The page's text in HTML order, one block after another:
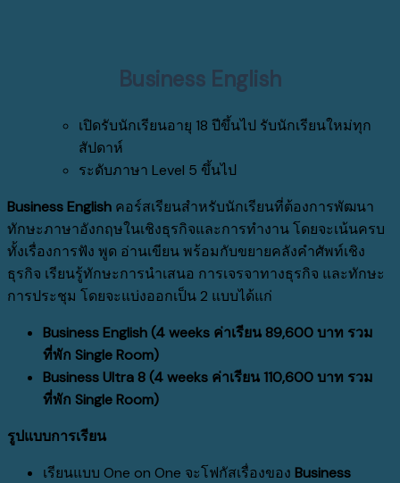
Business English
เปิดรับนักเรียนอายุ 18 ปีขึ้นไป รับนักเรียนใหม่ทุก
สัปดาห์
ระดับภาษา Level 5 ขึ้นไป
Business English คอร์สเรียนสำหรับนักเรียนที่ต้องการพัฒนา
ทักษะภาษาอังกฤษในเชิงธุรกิจและการทำงาน โดยจะเน้นครบ
ทั้งเรื่องการฟัง พูด อ่านเขียน พร้อมกับขยายคลังคำศัพท์เชิง
ธุรกิจ เรียนรู้ทักษะการนำเสนอ การเจรจาทางธุรกิจ และทักษะ
การประชุม โดยจะแบ่งออกเป็น 2 แบบได้แก่
Business English (4 weeks ค่าเรียน 89,600 บาท รวม
ที่พัก Single Room)
Business Ultra 8 (4 weeks ค่าเรียน 110,600 บาท รวม
ที่พัก Single Room)
รูปแบบการเรียน
เรียนแบบ One on One จะโฟกัสเรื่องของ Business